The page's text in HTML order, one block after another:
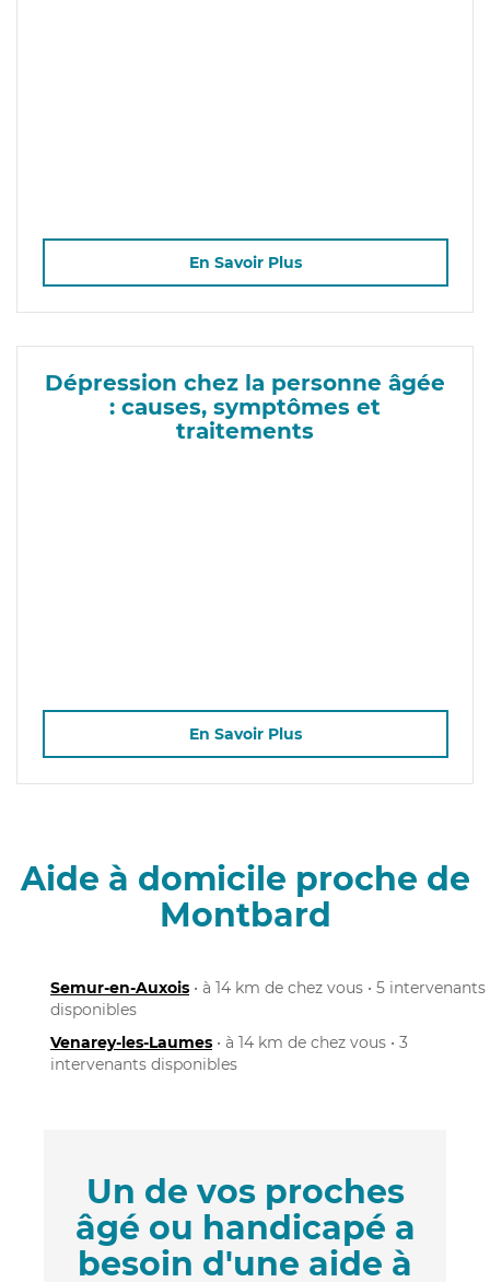
En Savoir Plus
Dépression chez la personne âgée
: causes, symptômes et
traitements
En Savoir Plus
Aide à domicile proche de
Montbard
Semur-en-Auxois • à 14 km de chez vous • 5 intervenants
disponibles
Venarey-les-Laumes • à 14 km de chez vous • 3
intervenants disponibles
Un de vos proches
âgé ou handicapé a
besoin d'une aide à